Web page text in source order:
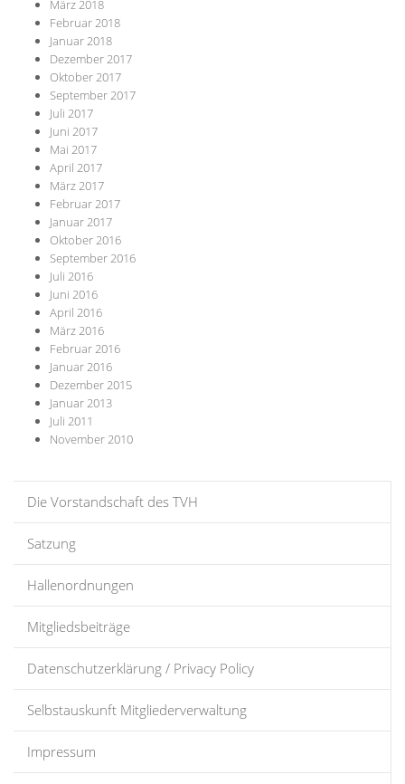
März 2018
Februar 2018
Januar 2018
Dezember 2017
Oktober 2017
September 2017
Juli 2017
Juni 2017
Mai 2017
April 2017
März 2017
Februar 2017
Januar 2017
Oktober 2016
September 2016
Juli 2016
Juni 2016
April 2016
März 2016
Februar 2016
Januar 2016
Dezember 2015
Januar 2013
Juli 2011
November 2010
Die Vorstandschaft des TVH
Satzung
Hallenordnungen
Mitgliedsbeiträge
Datenschutzerklärung / Privacy Policy
Selbstauskunft Mitgliederverwaltung
Impressum